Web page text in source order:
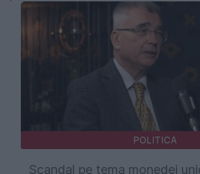
POLITICA
Scandal pe tema monedei